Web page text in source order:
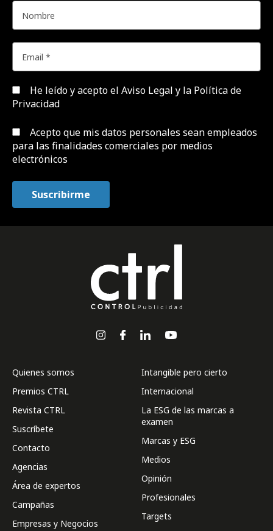
He leído y acepto el Aviso Legal y la Política de
Privacidad
Acepto que mis datos personales sean empleados
para las finalidades comerciales por medios
electrónicos
Quienes somos
Premios CTRL
Revista CTRL
Suscríbete
Contacto
Agencias
Área de expertos
Campañas
Empresas y Negocios
Intangible pero cierto
Internacional
La ESG de las marcas a
examen
Marcas y ESG
Medios
Opinión
Profesionales
Targets